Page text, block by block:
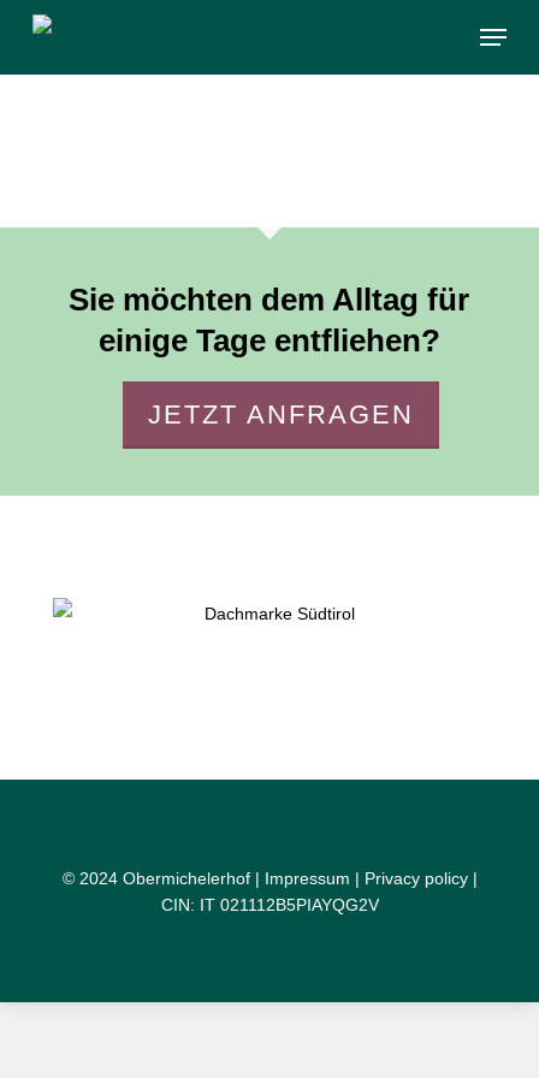
main
Menu
Sie möchten dem Alltag für
einige Tage entfliehen?
JETZT ANFRAGEN
© 2024 Obermichelerhof | Impressum | Privacy policy|
CIN: IT 021112B5PIAYQG2V